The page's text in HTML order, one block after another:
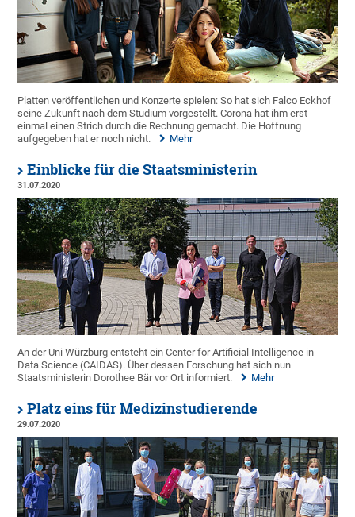
Platten veröffentlichen und Konzerte spielen: So hat sich Falco Eckhof
seine Zukunft nach dem Studium vorgestellt. Corona hat ihm erst
einmal einen Strich durch die Rechnung gemacht. Die Hoffnung
aufgegeben hat er noch nicht.
Mehr
Einblicke für die Staatsministerin
31.07.2020
An der Uni Würzburg entsteht ein Center for Artificial Intelligence in
Data Science (CAIDAS). Über dessen Forschung hat sich nun
Staatsministerin Dorothee Bär vor Ort informiert.
Mehr
Platz eins für Medizinstudierende
29.07.2020